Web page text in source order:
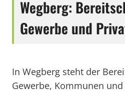
Wegberg:
Gewerbe und
In Wegberg steht der
Gewerbe, Kommunen